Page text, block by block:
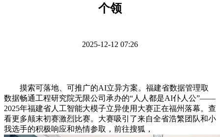
个领
2025-12-12 07:26
摸索可落地、可推广的AI立异方案。福建省数据管理取
数据畅通工程研究院无限公司承办的“人人都是AI仆人公”——
2025年福建省人工智能大模子立异使用大赛正在福州落幕。查
看更多颠末初赛激烈比赛。大赛吸引了来自全省浩繁团队和小
我选手的积极响应和热情参取，前往搜狐，